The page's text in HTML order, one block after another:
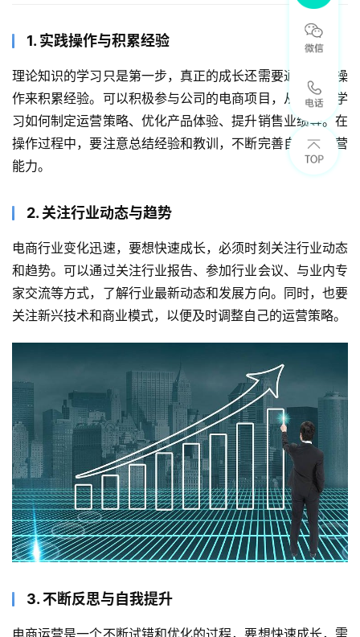
1. 实践操作与积累经验
理论知识的学习只是第一步，真正的成长还需要通过实践操
作来积累经验。可以积极参与公司的电商项目，从实践中学
习如何制定运营策略、优化产品体验、提升销售业绩等。在
操作过程中，要注意总结经验和教训，不断完善自己的运营
能力。
2. 关注行业动态与趋势
电商行业变化迅速，要想快速成长，必须时刻关注行业动态
和趋势。可以通过关注行业报告、参加行业会议、与业内专
家交流等方式，了解行业最新动态和发展方向。同时，也要
关注新兴技术和商业模式，以便及时调整自己的运营策略。
3. 不断反思与自我提升
电商运营是一个不断试错和优化的过程，要想快速成长，需